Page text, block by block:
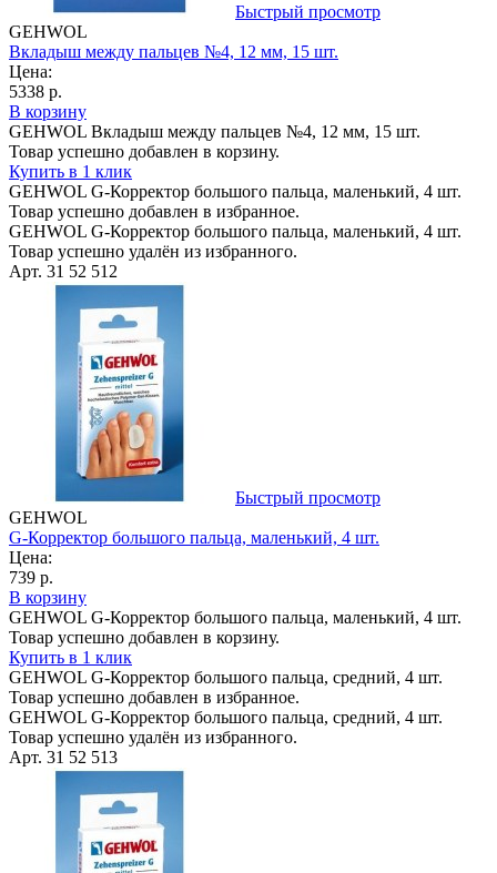
Быстрый просмотр
GEHWOL
Вкладыш между пальцев №4, 12 мм, 15 шт.
Цена:
5338 р.
В корзину
GEHWOL Вкладыш между пальцев №4, 12 мм, 15 шт.
Товар успешно добавлен в корзину.
Купить в 1 клик
GEHWOL G-Корректор большого пальца, маленький, 4 шт.
Товар успешно добавлен в избранное.
GEHWOL G-Корректор большого пальца, маленький, 4 шт.
Товар успешно удалён из избранного.
Арт. 31 52 512
Быстрый просмотр
GEHWOL
G-Корректор большого пальца, маленький, 4 шт.
Цена:
739 р.
В корзину
GEHWOL G-Корректор большого пальца, маленький, 4 шт.
Товар успешно добавлен в корзину.
Купить в 1 клик
GEHWOL G-Корректор большого пальца, средний, 4 шт.
Товар успешно добавлен в избранное.
GEHWOL G-Корректор большого пальца, средний, 4 шт.
Товар успешно удалён из избранного.
Арт. 31 52 513